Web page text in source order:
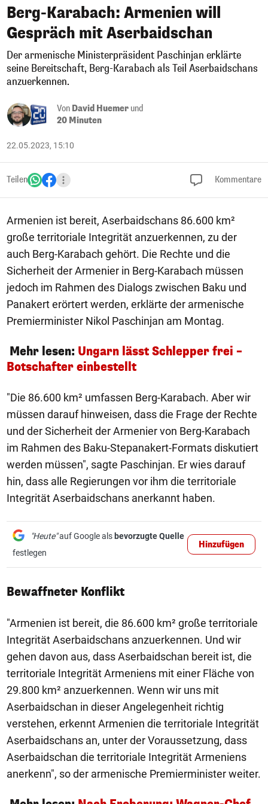
Berg-Karabach: Armenien will
Gespräch mit Aserbaidschan
Der armenische Ministerpräsident Paschinjan erklärte
seine Bereitschaft, Berg-Karabach als Teil Aserbaidschans
anzuerkennen.
Von David Huemer und
20 Minuten
22.05.2023, 15:10
Teilen Kommentare
Armenien ist bereit, Aserbaidschans 86.600 km²
große territoriale Integrität anzuerkennen, zu der
auch Berg-Karabach gehört. Die Rechte und die
Sicherheit der Armenier in Berg-Karabach müssen
jedoch im Rahmen des Dialogs zwischen Baku und
Panakert erörtert werden, erklärte der armenische
Premierminister Nikol Paschinjan am Montag.
Mehr lesen: Ungarn lässt Schlepper frei –
Botschafter einbestellt
"Die 86.600 km² umfassen Berg-Karabach. Aber wir
müssen darauf hinweisen, dass die Frage der Rechte
und der Sicherheit der Armenier von Berg-Karabach
im Rahmen des Baku-Stepanakert-Formats diskutiert
werden müssen", sagte Paschinjan. Er wies darauf
hin, dass alle Regierungen vor ihm die territoriale
Integrität Aserbaidschans anerkannt haben.
"Heute"auf Google als bevorzugte Quelle
festlegen
Hinzufügen
Bewaffneter Konflikt
"Armenien ist bereit, die 86.600 km² große territoriale
Integrität Aserbaidschans anzuerkennen. Und wir
gehen davon aus, dass Aserbaidschan bereit ist, die
territoriale Integrität Armeniens mit einer Fläche von
29.800 km² anzuerkennen. Wenn wir uns mit
Aserbaidschan in dieser Angelegenheit richtig
verstehen, erkennt Armenien die territoriale Integrität
Aserbaidschans an, unter der Voraussetzung, dass
Aserbaidschan die territoriale Integrität Armeniens
anerkenn", so der armenische Premierminister weiter.